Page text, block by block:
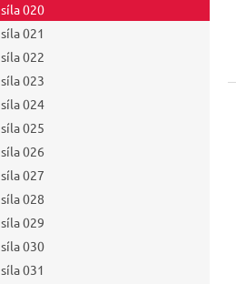
síla 020
síla 021
síla 022
síla 023
síla 024
síla 025
síla 026
síla 027
síla 028
síla 029
síla 030
síla 031